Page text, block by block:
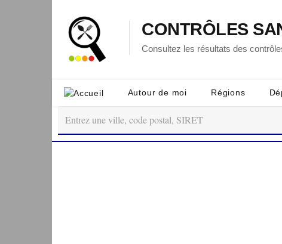
CONTRÔLES
Consultez les résultats des
Autour de moi Régions